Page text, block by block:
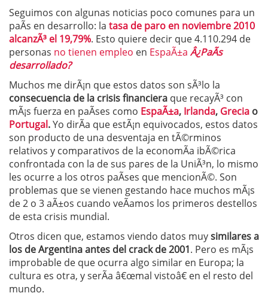
Seguimos con algunas noticias poco comunes para un
paÃ­s en desarrollo: la tasa de paro en noviembre 2010
alcanzÃ³ el 19,79%. Esto quiere decir que 4.110.294 de
personas no tienen empleo en EspaÃ±a Â¿PaÃ­s
desarrollado?
Muchos me dirÃ¡n que estos datos son sÃ³lo la
consecuencia de la crisis financiera que recayÃ³ con
mÃ¡s fuerza en paÃ­ses como EspaÃ±a, Irlanda, Grecia o
Portugal.Yo dirÃ­a que estÃ¡n equivocados, estos datos
son producto de una desventaja en tÃ©rminos
relativos y comparativos de la economÃ­a ibÃ©rica
confrontada con la de sus pares de la UniÃ³n, lo mismo
les ocurre a los otros paÃ­ses que mencionÃ©. Son
problemas que se vienen gestando hace muchos mÃ¡s
de 2 o 3 aÃ±os cuando veÃ­amos los primeros destellos
de esta crisis mundial.
Otros dicen que, estamos viendo datos muysimilares a
los de Argentina antes del crack de 2001. Pero es mÃ¡s
improbable de que ocurra algo similar en Europa; la
cultura es otra, y serÃ­a â€œmal vistoâ€ en el resto del
mundo.